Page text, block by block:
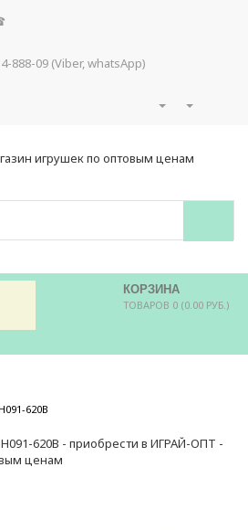
888-09 (Viber, whatsApp)
КОРЗИНА
ТОВАРОВ 0 (0.00 РУБ.)
620B